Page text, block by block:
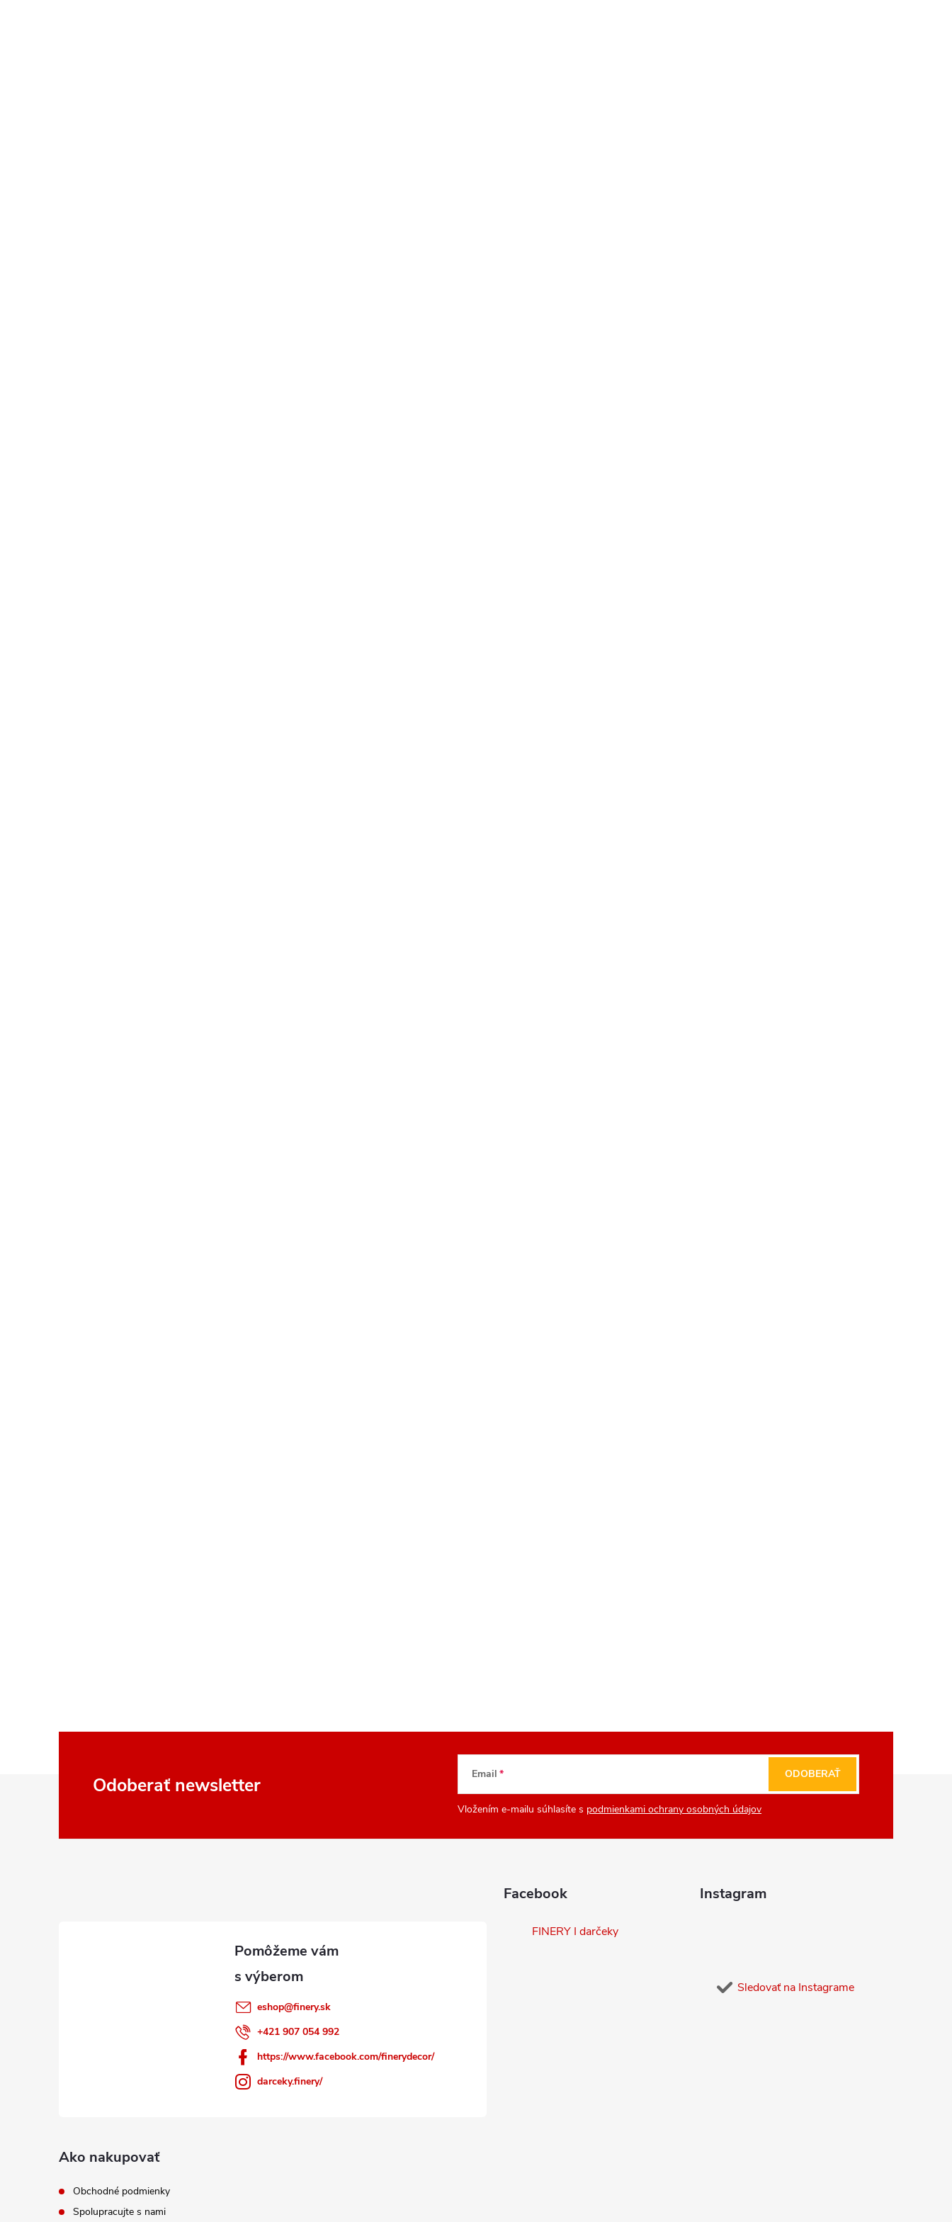
Odoberať newsletter Email
Vložením e-mailu súhlasíte s podmienkami ochrany osobných údajov
ODOBERAŤ
eshop@finery.sk
+421 907 054 992
https://www.facebook.com/finerydecor/
darceky.finery/
Facebook
FINERY I darčeky
Instagram
Sledovať na Instagrame
Ako nakupovať
Obchodné podmienky
Spolupracujte s nami